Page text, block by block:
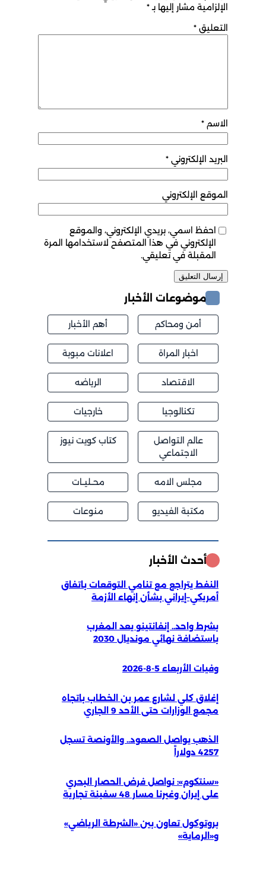
الإلزامية مشار إليها بـ*
التعليق *
الاسم *
البريد الإلكتروني *
الموقع الإلكتروني
احفظ اسمي، بريدي الإلكتروني، والموقع
الإلكتروني في هذا المتصفح لاستخدامها المرة
المقبلة في تعليقي.
موضوعات الأخبار
أمن ومحاكم أهم الأخبار
اخبار المراة اعلانات مبوبة
الاقتصاد الرياضه
تكنالوجيا خارجيات
عالم التواصل
الاجتماعي
كتاب كويت نيوز
مجلس الامه محــليــات
مكتبة الفيديو منوعات
أحدث الأخبار
النفط يتراجع مع تنامي التوقعات باتفاق
أمريكي–إيراني بشأن إنهاء الأزمة
بشرط واحد.. إنفانتينو يعد المغرب
باستضافة نهائي مونديال 2030
وفيات الأربعاء 5-8-2026
إغلاق كلي لشارع عمر بن الخطاب باتجاه
مجمع الوزارات حتى الأحد 9 الجاري
الذهب يواصل الصعود.. والأونصة تسجل
4257 دولاراً
«سنتكوم»: نواصل فرض الحصار البحري
على إيران وغيرنا مسار 48 سفينة تجارية
بروتوكول تعاون بين «الشرطة الرياضي»
و«الرماية»